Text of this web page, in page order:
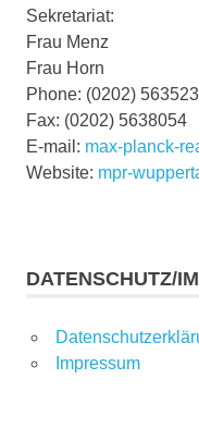
Sekretariat:
Frau Menz
Frau Horn
Phone: (0202)
Fax: (0202) 5638054
E-mail: max-planck-
Website: mpr-
DATENSCHUTZ/
Impressum